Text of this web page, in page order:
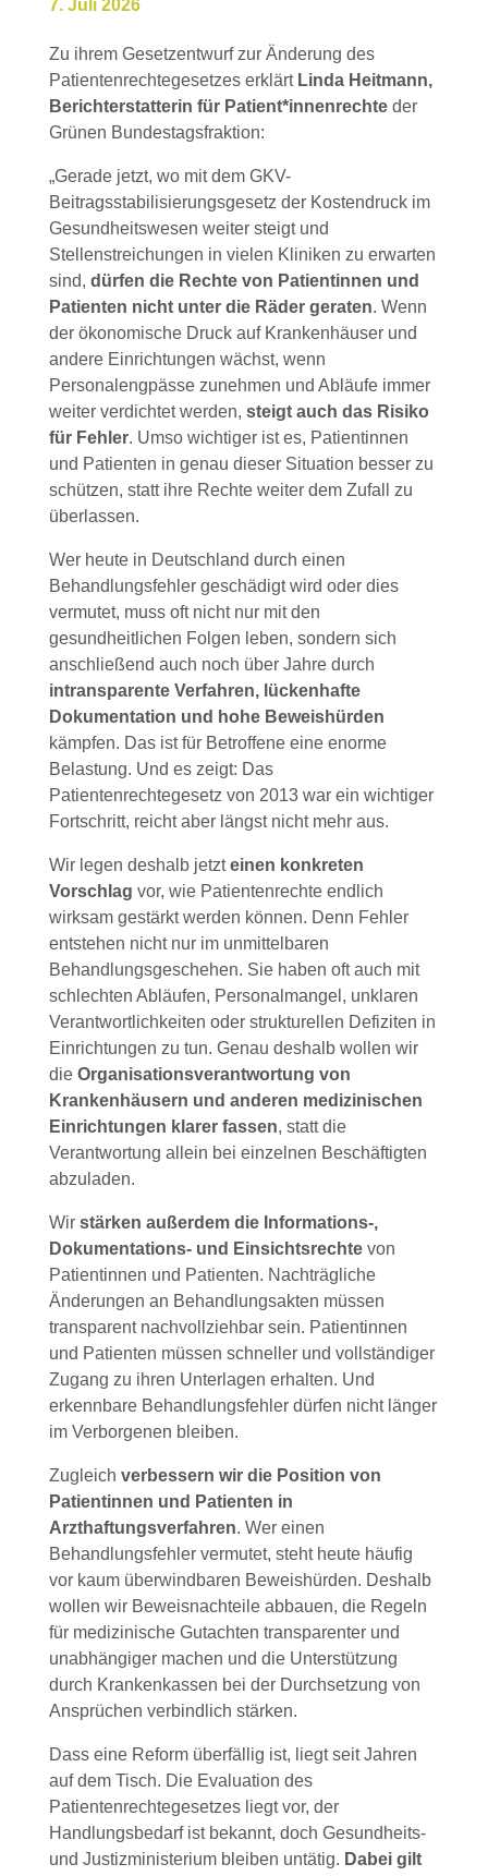
7. Juli 2026
Zu ihrem Gesetzentwurf zur Änderung des
Patientenrechtegesetzes erklärt Linda Heitmann,
Berichterstatterin für Patient*innenrechteder
Grünen Bundestagsfraktion:
„Gerade jetzt, wo mit dem GKV-
Beitragsstabilisierungsgesetz der Kostendruck im
Gesundheitswesen weiter steigt und
Stellenstreichungen in vielen Kliniken zu erwarten
sind, dürfen die Rechte von Patientinnen und
Patienten nicht unter die Räder geraten. Wenn
der ökonomische Druck auf Krankenhäuser und
andere Einrichtungen wächst, wenn
Personalengpässe zunehmen und Abläufe immer
weiter verdichtet werden, steigt auch das Risiko
für Fehler. Umso wichtiger ist es, Patientinnen
und Patienten in genau dieser Situation besser zu
schützen, statt ihre Rechte weiter dem Zufall zu
überlassen.
Wer heute in Deutschland durch einen
Behandlungsfehler geschädigt wird oder dies
vermutet, muss oft nicht nur mit den
gesundheitlichen Folgen leben, sondern sich
anschließend auch noch über Jahre durch
intransparente Verfahren, lückenhafte
Dokumentation und hohe Beweishürden
kämpfen. Das ist für Betroffene eine enorme
Belastung. Und es zeigt: Das
Patientenrechtegesetz von 2013 war ein wichtiger
Fortschritt, reicht aber längst nicht mehr aus.
Wir legen deshalb jetzteinen konkreten
Vorschlag vor, wie Patientenrechte endlich
wirksam gestärkt werden können. Denn Fehler
entstehen nicht nur im unmittelbaren
Behandlungsgeschehen. Sie haben oft auch mit
schlechten Abläufen, Personalmangel, unklaren
Verantwortlichkeiten oder strukturellen Defiziten in
Einrichtungen zu tun. Genau deshalb wollen wir
die Organisationsverantwortung von
Krankenhäusern und anderen medizinischen
Einrichtungen klarer fassen, statt die
Verantwortung allein bei einzelnen Beschäftigten
abzuladen.
Wir stärken außerdem die Informations-,
Dokumentations- und Einsichtsrechtevon
Patientinnen und Patienten. Nachträgliche
Änderungen an Behandlungsakten müssen
transparent nachvollziehbar sein. Patientinnen
und Patienten müssen schneller und vollständiger
Zugang zu ihren Unterlagen erhalten. Und
erkennbare Behandlungsfehler dürfen nicht länger
im Verborgenen bleiben.
Zugleich verbessern wir die Position von
Patientinnen und Patienten in
Arzthaftungsverfahren. Wer einen
Behandlungsfehler vermutet, steht heute häufig
vor kaum überwindbaren Beweishürden. Deshalb
wollen wir Beweisnachteile abbauen, die Regeln
für medizinische Gutachten transparenter und
unabhängiger machen und die Unterstützung
durch Krankenkassen bei der Durchsetzung von
Ansprüchen verbindlich stärken.
Dass eine Reform überfällig ist, liegt seit Jahren
auf dem Tisch. Die Evaluation des
Patientenrechtegesetzes liegt vor, der
Handlungsbedarf ist bekannt, doch Gesundheits-
und Justizministerium bleiben untätig. Dabei gilt